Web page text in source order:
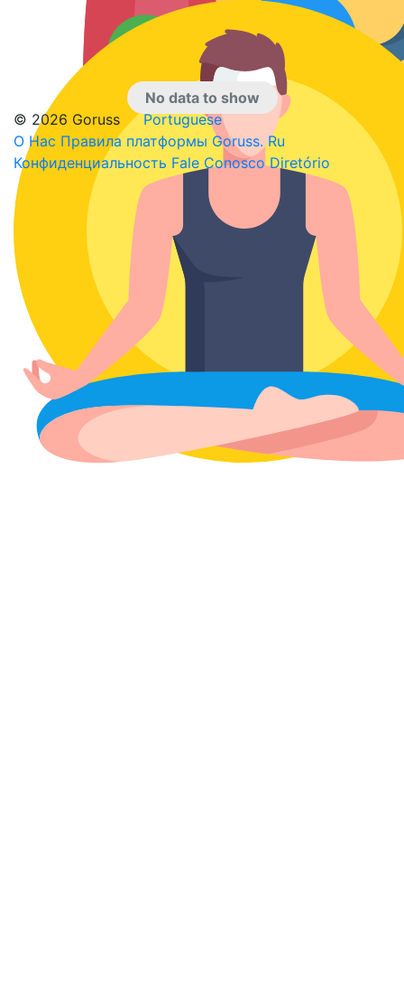
No data to show
© 2026 Goruss
Portuguese
О Нас Правила платформы Goruss. Ru
Конфиденциальность Fale ConoscoDiretório